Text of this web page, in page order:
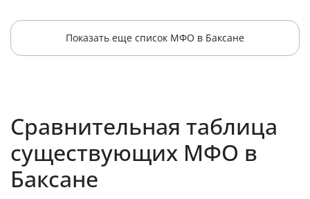
Показать еще список МФО в Баксане
Сравнительная таблица
существующих МФО в
Баксане